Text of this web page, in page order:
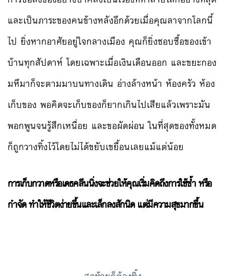
และเป็นภาระของคนข้างหลังอีกด้วยเมื่อคุณลาจากโลกนี้
ไป ยิ่งหากอาศัยอยู่ใจกลางเมือง คุณก็ยิ่งชอบซื้อของเข้า
บ้านทุกสัปดาห์ โดยเฉพาะเมื่อเงินเดือนออก และขยะกอง
มหึมาก็จะตามมาบนทางเดิน อ่างล้างหน้า ห้องครัว ห้อง
เก็บของ พอคิดจะเก็บของก็ยากเกินไปเสียแล้วเพราะมัน
พอกพูนจนรู้สึกเหนื่อย และขอผัดผ่อน ในที่สุดของทั้งหมด
ก็ถูกวางทิ้งไว้โดยไม่ได้ขยับเขยื้อนเลยแม้แต่น้อย
การเก็บกวาดหรือเดธคลีนนิ่งจะช่วยให้คุณเริ่มคิดถึงการใช้ซ้ำ หรือ
กำจัด ทำให้ชีวิตง่ายขึ้นและเล็กลงสักนิด แต่มีความสุขมากขึ้น